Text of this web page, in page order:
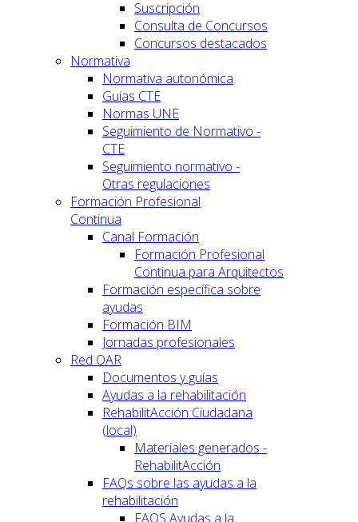
Suscripción
Consulta de Concursos
Concursos destacados
Normativa
Normativa autonómica
Guías CTE
Normas UNE
Seguimiento de Normativo -
CTE
Seguimiento normativo -
Otras regulaciones
Formación Profesional
Continua
Canal Formación
Formación Profesional
Continua para Arquitectos
Formación específica sobre
ayudas
Formación BIM
Jornadas profesionales
Red OAR
Documentos y guías
Ayudas a la rehabilitación
RehabilitAcción Ciudadana
(local)
Materiales generados -
RehabilitAcción
FAQs sobre las ayudas a la
rehabilitación
FAQS Ayudas a la